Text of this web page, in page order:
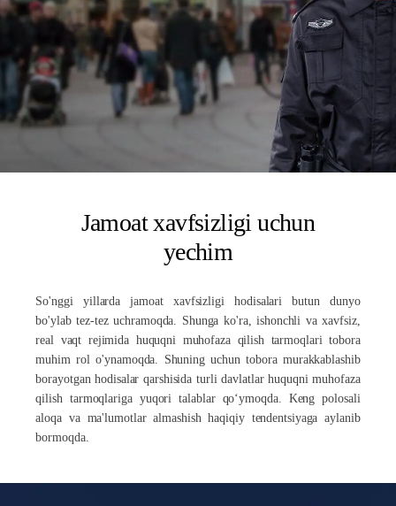
Jamoat xavfsizligi uchun
yechim
So'nggi yillarda jamoat xavfsizligi hodisalari butun dunyo
bo'ylab tez-tez uchramoqda. Shunga ko'ra, ishonchli va xavfsiz,
real vaqt rejimida huquqni muhofaza qilish tarmoqlari tobora
muhim rol o'ynamoqda. Shuning uchun tobora murakkablashib
borayotgan hodisalar qarshisida turli davlatlar huquqni muhofaza
qilish tarmoqlariga yuqori talablar qoʻymoqda. Keng polosali
aloqa va ma'lumotlar almashish haqiqiy tendentsiyaga aylanib
bormoqda.